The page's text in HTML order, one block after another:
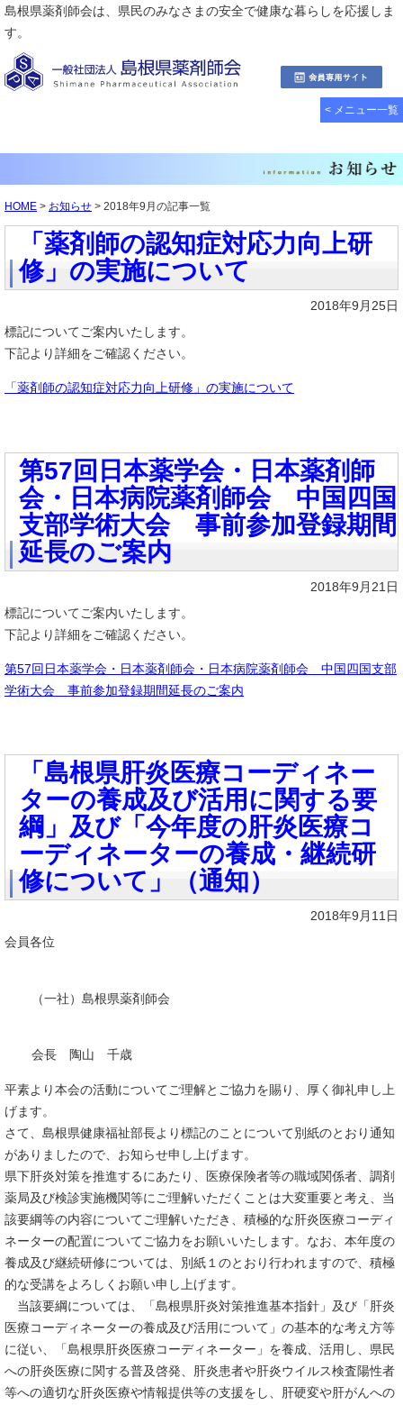
島根県薬剤師会は、県民のみなさまの安全で健康な暮らしを応援しま
す。
< メニュー一覧
HOME > お知らせ > 2018年9月の記事一覧
「薬剤師の認知症対応力向上研
修」の実施について
2018年9月25日
標記についてご案内いたします。
下記より詳細をご確認ください。
「薬剤師の認知症対応力向上研修」の実施について
第57回日本薬学会・日本薬剤師
会・日本病院薬剤師会 中国四国
支部学術大会 事前参加登録期間
延長のご案内
2018年9月21日
標記についてご案内いたします。
下記より詳細をご確認ください。
第57回日本薬学会・日本薬剤師会・日本病院薬剤師会 中国四国支部
学術大会 事前参加登録期間延長のご案内
「島根県肝炎医療コーディネー
ターの養成及び活用に関する要
綱」及び「今年度の肝炎医療コ
ーディネーターの養成・継続研
修について」（通知）
2018年9月11日
会員各位
（一社）島根県薬剤師会
会長 陶山 千歳
平素より本会の活動についてご理解とご協力を賜り、厚く御礼申し上
げます。
さて、島根県健康福祉部長より標記のことについて別紙のとおり通知
がありましたので、お知らせ申し上げます。
県下肝炎対策を推進するにあたり、医療保険者等の職域関係者、調剤
薬局及び検診実施機関等にご理解いただくことは大変重要と考え、当
該要綱等の内容についてご理解いただき、積極的な肝炎医療コーディ
ネーターの配置についてご協力をお願いいたします。なお、本年度の
養成及び継続研修については、別紙１のとおり行われますので、積極
的な受講をよろしくお願い申し上げます。
当該要綱については、「島根県肝炎対策推進基本指針」及び「肝炎
医療コーディネーターの養成及び活用について」の基本的な考え方等
に従い、「島根県肝炎医療コーディネーター」を養成、活用し、県民
への肝炎医療に関する普及啓発、肝炎患者や肝炎ウイルス検査陽性者
等への適切な肝炎医療や情報提供等の支援をし、肝硬変や肝がんへの